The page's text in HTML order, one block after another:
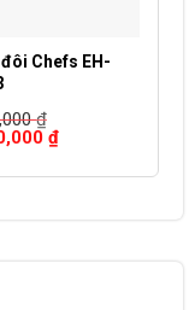
Chefs EH-
₫
₫Giá
tại